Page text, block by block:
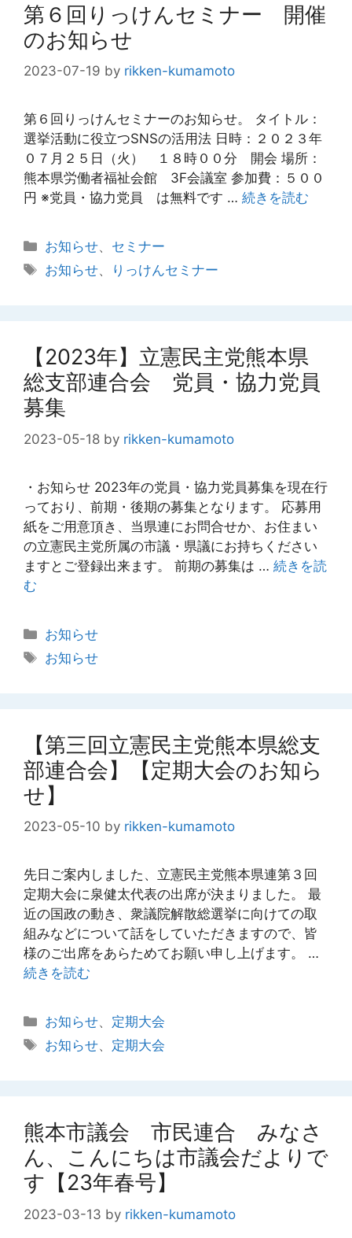
第６回りっけんセミナー 開催
のお知らせ
2023-07-19 by rikken-kumamoto
第６回りっけんセミナーのお知らせ。 タイトル：
選挙活動に役立つSNSの活用法 日時：２０２３年
０７月２５日（火） １８時００分 開会 場所：
熊本県労働者福祉会館 3F会議室 参加費：５００
円 ※党員・協力党員 は無料です … 続きを読む
カ
テ
お知らせ、 セミナー
タ
お知らせ、 りっけんセミナー
【2023年】立憲民主党熊本県
総支部連合会 党員・協力党員
募集
2023-05-18 by rikken-kumamoto
・お知らせ 2023年の党員・協力党員募集を現在行
っており、前期・後期の募集となります。 応募用
紙をご用意頂き、当県連にお問合せか、お住まい
の立憲民主党所属の市議・県議にお持ちください
ますとご登録出来ます。 前期の募集は … 続きを読
む
カ
テ
ゴ
お知らせ
タ
お知らせ
【第三回立憲民主党熊本県総支
部連合会】【定期大会のお知ら
せ】
2023-05-10 by rikken-kumamoto
先日ご案内しました、立憲民主党熊本県連第３回
定期大会に泉健太代表の出席が決まりました。 最
近の国政の動き、衆議院解散総選挙に向けての取
組みなどについて話をしていただきますので、皆
様のご出席をあらためてお願い申し上げます。 …
続きを読む
カ
テ
お知らせ、 定期大会
タ
お知らせ、 定期大会
熊本市議会 市民連合 みなさ
ん、こんにちは市議会だよりで
す【23年春号】
2023-03-13 by rikken-kumamoto